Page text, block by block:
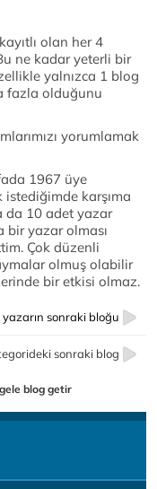
olan her 4
ne kadar yeterli bir
yalnızca 1 blog
fazla olduğunu
yorumlamak
1967 üye
karşıma
da 10 adet yazar
bir yazar olması
Çok düzenli
olmuş olabilir
bir etkisi olmaz.
yazarın sonraki bloğu
sonraki blog
blog getir